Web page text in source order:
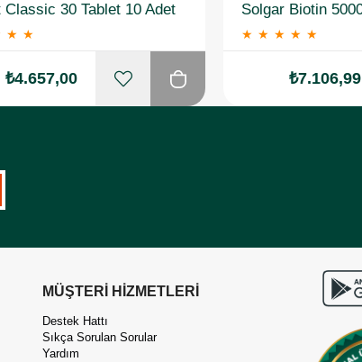
Classic 30 Tablet 10 Adet
★ ★
₺4.657,00
★ ★ ★ ★ ★
₺7.106,99
MÜŞTERİ HİZMETLERİ
Destek Hattı
Sıkça Sorulan Sorular
Yardım